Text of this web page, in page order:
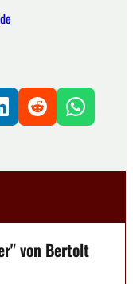
von Bertolt